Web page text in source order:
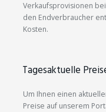
Verkaufsprovisionen
den Endverbraucher
Kosten.
Tagesaktuelle
Um Ihnen einen
Preise auf unserem